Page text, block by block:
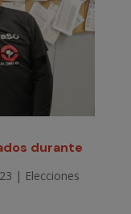
durante
| Elecciones